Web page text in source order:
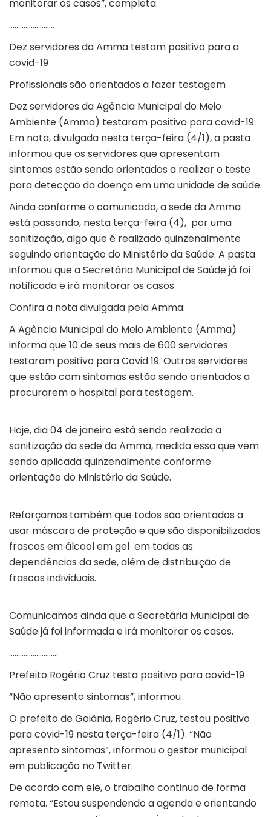
monitorar os casos”, completa.
…………………….
Dez servidores da Amma testam positivo para a
covid-19
Profissionais são orientados a fazer testagem
Dez servidores da Agência Municipal do Meio
Ambiente (Amma) testaram positivo para covid-19.
Em nota, divulgada nesta terça-feira (4/1), a pasta
informou que os servidores que apresentam
sintomas estão sendo orientados a realizar o teste
para detecção da doença em uma unidade de saúde.
Ainda conforme o comunicado, a sede da Amma
está passando, nesta terça-feira (4), por uma
sanitização, algo que é realizado quinzenalmente
seguindo orientação do Ministério da Saúde. A pasta
informou que a Secretária Municipal de Saúde já foi
notificada e irá monitorar os casos.
Confira a nota divulgada pela Amma:
A Agência Municipal do Meio Ambiente (Amma)
informa que 10 de seus mais de 600 servidores
testaram positivo para Covid 19. Outros servidores
que estão com sintomas estão sendo orientados a
procurarem o hospital para testagem.
Hoje, dia 04 de janeiro está sendo realizada a
sanitização da sede da Amma, medida essa que vem
sendo aplicada quinzenalmente conforme
orientação do Ministério da Saúde.
Reforçamos também que todos são orientados a
usar máscara de proteção e que são disponibilizados
frascos em álcool em gel em todas as
dependências da sede, além de distribuição de
frascos individuais.
Comunicamos ainda que a Secretária Municipal de
Saúde já foi informada e irá monitorar os casos.
………………………
Prefeito Rogério Cruz testa positivo para covid-19
“Não apresento sintomas”, informou
O prefeito de Goiânia, Rogério Cruz, testou positivo
para covid-19 nesta terça-feira (4/1). “Não
apresento sintomas”, informou o gestor municipal
em publicação no Twitter.
De acordo com ele, o trabalho continua de forma
remota. “Estou suspendendo a agenda e orientando